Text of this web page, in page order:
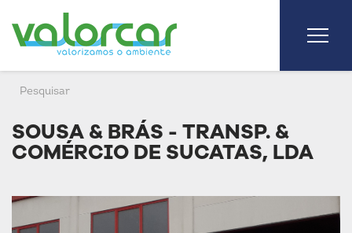
SOUSA & BRÁS - TRANSP. &
COMÉRCIO DE SUCATAS, LDA